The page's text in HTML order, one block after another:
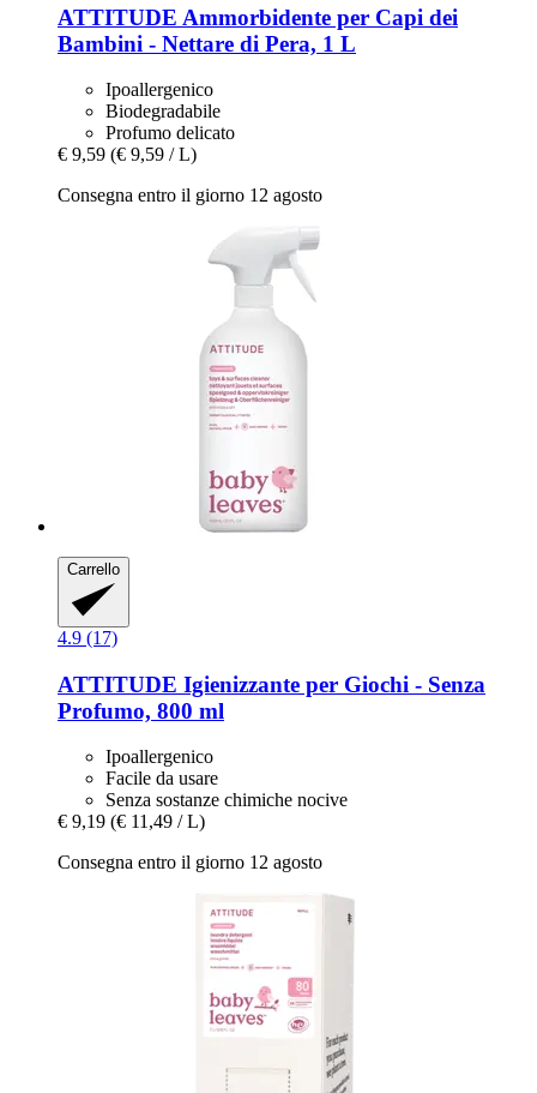
ATTITUDE Ammorbidente per Capi dei
Bambini -​ Nettare di Pera, 1 L
Ipoallergenico
Biodegradabile
Profumo delicato
€ 9,59 (€ 9,59 / L)
Consegna entro il giorno 12 agosto
Carrello
4.9 (17)
ATTITUDE Igienizzante per Giochi -​ Senza
Profumo, 800 ml
Ipoallergenico
Facile da usare
Senza sostanze chimiche nocive
€ 9,19 (€ 11,49 / L)
Consegna entro il giorno 12 agosto